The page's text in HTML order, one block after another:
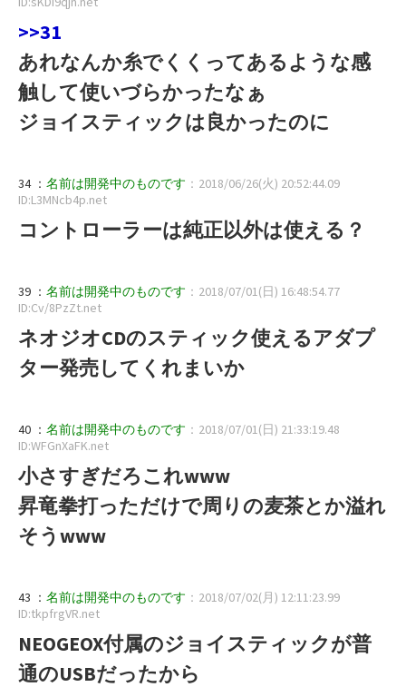
>>31
あれなんか糸でくくってあるような感
触して使いづらかったなぁ
ジョイスティックは良かったのに
34 ： 名前は開発中のものです ：2018/06/26(火) 20:52:44.09
ID:L3MNcb4p.net
コントローラーは純正以外は使える？
39 ： 名前は開発中のものです ：2018/07/01(日) 16:48:54.77
ID:Cv/8PzZt.net
ネオジオCDのスティック使えるアダプ
ター発売してくれまいか
40 ： 名前は開発中のものです ：2018/07/01(日) 21:33:19.48
ID:WFGnXaFK.net
小さすぎだろこれwww
昇竜拳打っただけで周りの麦茶とか溢れ
そうwww
43 ： 名前は開発中のものです ：2018/07/02(月) 12:11:23.99
ID:tkpfrgVR.net
NEOGEOX付属のジョイスティックが普
通のUSBだったから